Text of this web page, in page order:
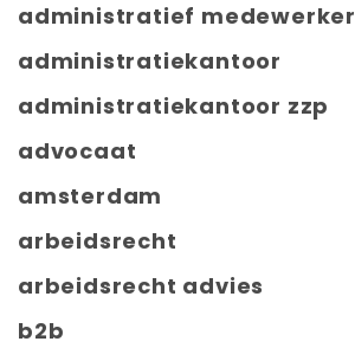
administratief medewerker
administratiekantoor
administratiekantoor zzp
advocaat
amsterdam
arbeidsrecht
arbeidsrecht advies
b2b